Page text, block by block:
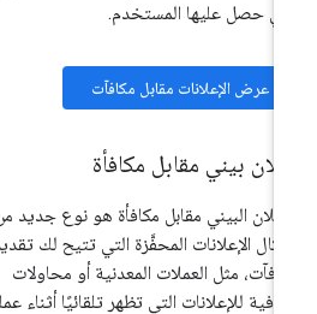
حصل عليها المستخدم.
عرض الإعلانات مقابل مكافآت
بيني مقابل مكافأة
البيني مقابل مكافأة هو نوع جديد من
الإعلانات المحفَّزة التي تتيح لك تقديم
مثل العملات المعدنية أو محاولات
للإعلانات التي تظهر تلقائيًا أثناء عمليات